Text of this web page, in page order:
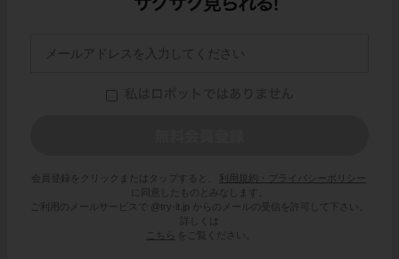
会員登録をクリックまたはタップすると、
利用規約・プライバシーポリシー
に同意したものとみなします。
ご利用のメールサービスで @try-it.jp からのメールの受信を許可して下さい。
詳しくは
こちら
をご覧ください。